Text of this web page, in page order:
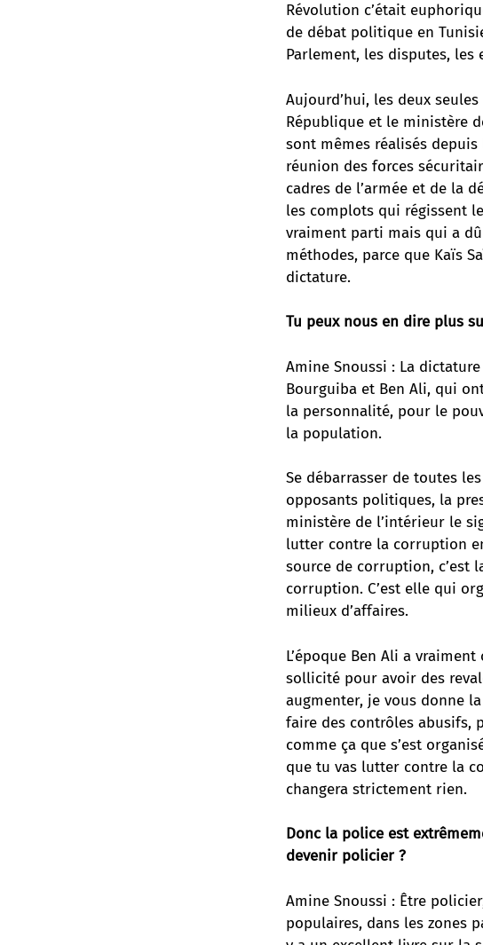
Révolution c’était
de débat politique en
Parlement, les disputes,
Aujourd’hui, les deux
République et le ministère
sont mêmes réalisés
réunion des forces
cadres de l’armée et de la
les complots qui régissent
vraiment parti mais qui a
méthodes, parce que Kaïs
dictature.
Tu peux nous en dire plus
Amine Snoussi : La
Bourguiba et Ben Ali, qui
la personnalité, pour le
la population.
Se débarrasser de toutes
opposants politiques, la
ministère de l’intérieur le
lutter contre la corruption
source de corruption, c’est
corruption. C’est elle qui
milieux d’affaires.
L’époque Ben Ali a
sollicité pour avoir des
augmenter, je vous donne
faire des contrôles abusifs,
comme ça que s’est
que tu vas lutter contre la
changera strictement rien.
Donc la police est
devenir policier ?
Amine Snoussi : Être
populaires, dans les zones